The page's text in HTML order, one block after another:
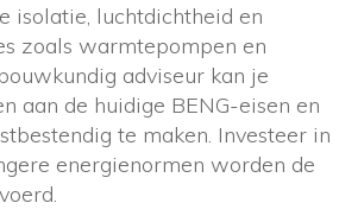
isolatie, luchtdichtheid en
zoals warmtepompen en
adviseur kan je
aan de huidige BENG-eisen en
te maken. Investeer in
energienormen worden de